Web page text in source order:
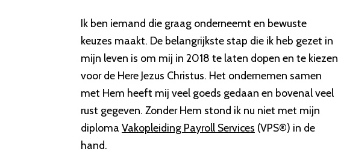
Ik ben iemand die graag onderneemt en bewuste
keuzes maakt. De belangrijkste stap die ik heb gezet in
mijn leven is om mij in 2018 te laten dopen en te kiezen
voor de Here Jezus Christus. Het ondernemen samen
met Hem heeft mij veel goeds gedaan en bovenal veel
rust gegeven. Zonder Hem stond ik nu niet met mijn
diploma Vakopleiding Payroll Services (VPS®) in de
hand.